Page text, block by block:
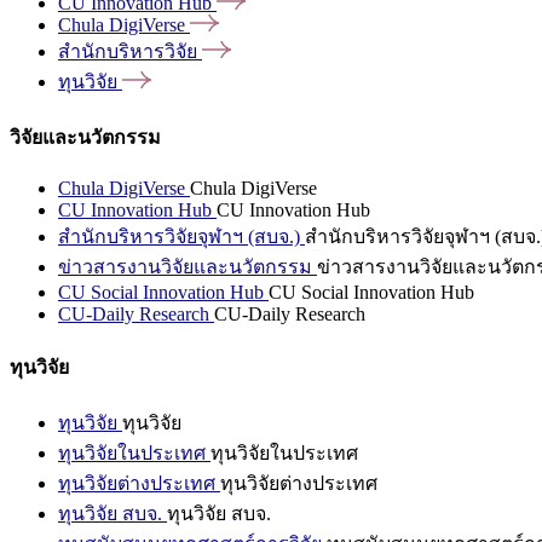
Chula DigiVerse
สำนักบริหารวิจัย
ทุนวิจัย
วิจัยและนวัตกรรม
Chula DigiVerse Chula DigiVerse
CU Innovation Hub CU Innovation Hub
สำนักบริหารวิจัยจุฬาฯ (สบจ.) สำนักบริหารวิจัยจุฬาฯ (สบจ
ข่าวสารงานวิจัยและนวัตกรรม ข่าวสารงานวิจัยและนวัตก
CU Social Innovation Hub CU Social Innovation Hub
CU-Daily Research CU-Daily Research
ทุนวิจัย
ทุนวิจัย ทุนวิจัย
ทุนวิจัยในประเทศ ทุนวิจัยในประเทศ
ทุนวิจัยต่างประเทศ ทุนวิจัยต่างประเทศ
ทุนวิจัย สบจ. ทุนวิจัย สบจ.